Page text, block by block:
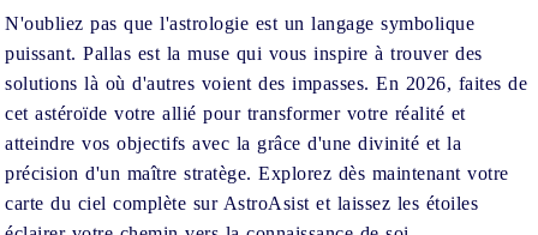
N'oubliez pas que l'astrologie est un langage symbolique
puissant. Pallas est la muse qui vous inspire à trouver des
solutions là où d'autres voient des impasses. En 2026, faites de
cet astéroïde votre allié pour transformer votre réalité et
atteindre vos objectifs avec la grâce d'une divinité et la
précision d'un maître stratège. Explorez dès maintenant votre
carte du ciel complète sur AstroAsist et laissez les étoiles